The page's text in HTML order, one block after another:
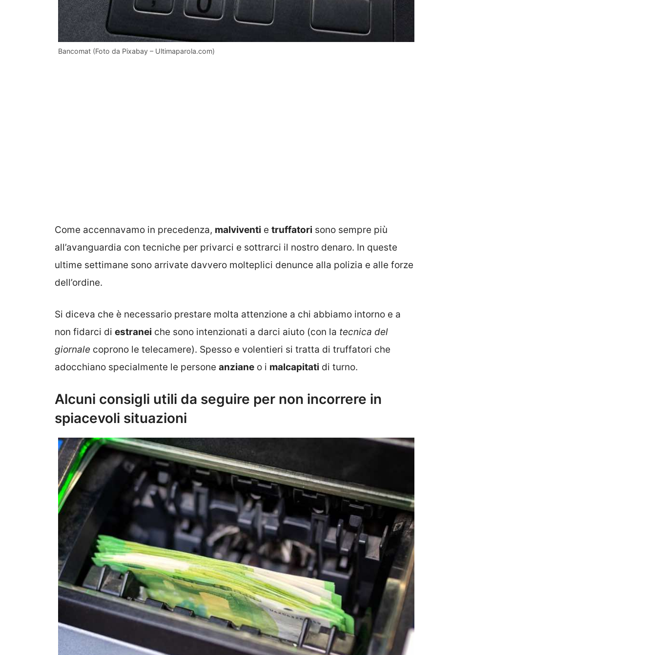
Bancomat (Foto da Pixabay – Ultimaparola.com)
Come accennavamo in precedenza, malviventi e truffatori sono sempre più
all’avanguardia con tecniche per privarci e sottrarci il nostro denaro. In queste
ultime settimane sono arrivate davvero molteplici denunce alla polizia e alle forze
dell’ordine.
Si diceva che è necessario prestare molta attenzione a chi abbiamo intorno e a
non fidarci di estranei che sono intenzionati a darci aiuto (con la tecnica del
giornale coprono le telecamere). Spesso e volentieri si tratta di truffatori che
adocchiano specialmente le persone anziane o i malcapitati di turno.
Alcuni consigli utili da seguire per non incorrere in
spiacevoli situazioni